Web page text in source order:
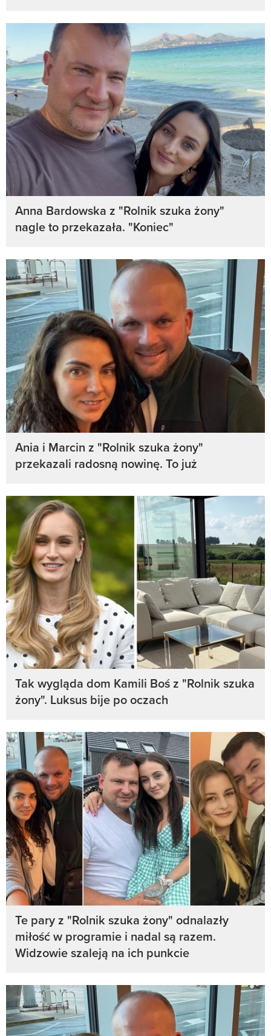
Anna Bardowska z "Rolnik szuka żony"
nagle to przekazała. "Koniec"
Ania i Marcin z "Rolnik szuka żony"
przekazali radosną nowinę. To już
Tak wygląda dom Kamili Boś z "Rolnik szuka
żony". Luksus bije po oczach
Te pary z "Rolnik szuka żony" odnalazły
miłość w programie i nadal są razem.
Widzowie szaleją na ich punkcie